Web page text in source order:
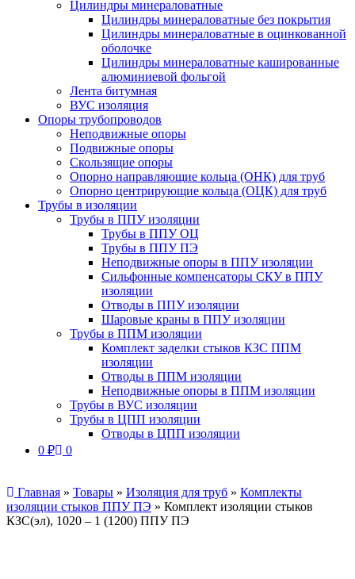
Цилиндры минераловатные
Цилиндры минераловатные без покрытия
Цилиндры минераловатные в оцинкованной
оболочке
Цилиндры минераловатные кашированные
алюминиевой фольгой
Лента битумная
ВУС изоляция
Опоры трубопроводов
Неподвижные опоры
Подвижные опоры
Скользящие опоры
Опорно направляющие кольца (ОНК) для труб
Опорно центрирующие кольца (ОЦК) для труб
Трубы в изоляции
Трубы в ППУ изоляции
Трубы в ППУ ОЦ
Трубы в ППУ ПЭ
Неподвижные опоры в ППУ изоляции
Сильфонные компенсаторы СКУ в ППУ
изоляции
Отводы в ППУ изоляции
Шаровые краны в ППУ изоляции
Трубы в ППМ изоляции
Комплект заделки стыков КЗС ППМ
изоляции
Отводы в ППМ изоляции
Неподвижные опоры в ППМ изоляции
Трубы в ВУС изоляции
Трубы в ЦПП изоляции
Отводы в ЦПП изоляции
0 ₽ 0
Главная » Товары » Изоляция для труб » Комплекты
изоляции стыков ППУ ПЭ » Комплект изоляции стыков
КЗС(эл), 1020 – 1 (1200) ППУ ПЭ